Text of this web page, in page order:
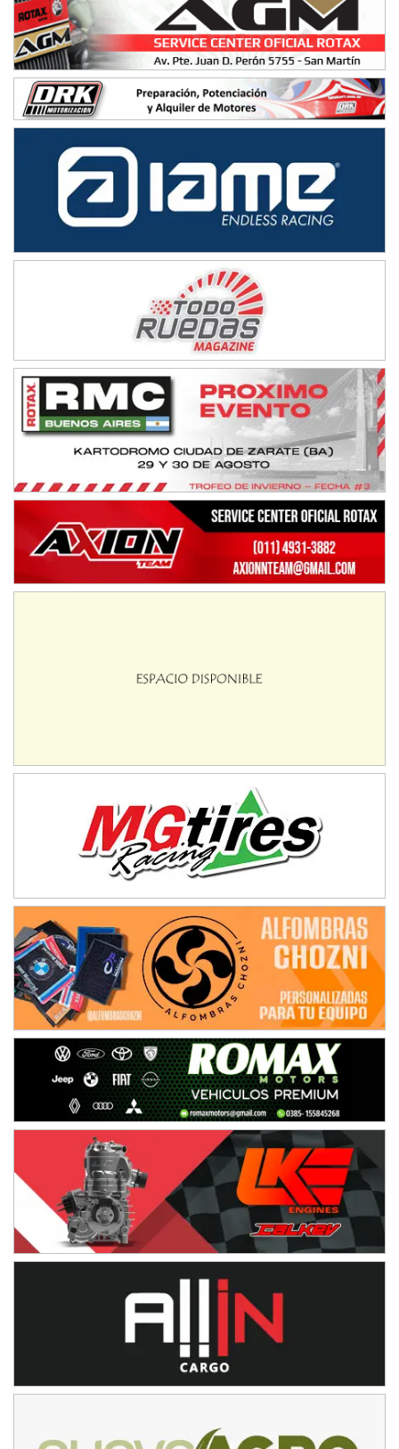
NORESTE SANTAFESINO - F6
Ciudad de Avellaneda (Asfalto)
Avellaneda (Santa Fe)
SUR SANTAFESINO - F4
José Samuel Sánchez (Tierra)
Rufino (Santa Fe)
TUCUMANO - F5
Juan Navarro (Asfalto)
El Timbó (Tucumán)